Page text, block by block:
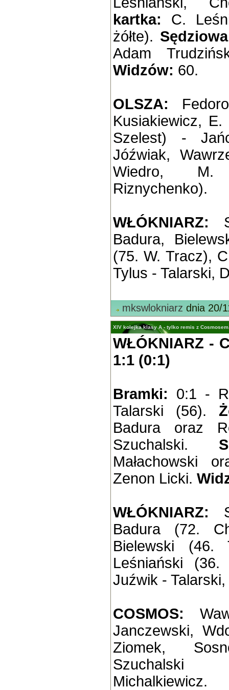
kartka: C.
żółte).
Adam
Widzów: 60.
OLSZA:
Kusiakiewicz,
Szelest) -
Jóźwiak,
Wiedro, M.
Riznychenko).
WŁÓKNIARZ:
Badura,
(75. W. Tracz),
Tylus - Talarski,
mkswlokniarz dnia 20/
XIV kolejka klasy A - tylko remis z
WŁÓKNIARZ -
1:1 (0:1)
Bramki: 0:1 -
Talarski (56).
Badura oraz
Szuchalski.
Małachowski
Zenon Licki.
WŁÓKNIARZ:
Badura (72.
Bielewski
Leśniański
Juźwik -
COSMOS:
Janczewski,
Ziomek,
Michalkiewicz.